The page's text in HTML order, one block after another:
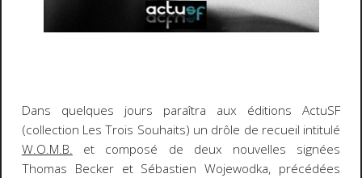
Dans quelques jours paraîtra aux éditions ActuSF
(collection Les Trois Souhaits) un drôle de recueil intitulé
W.O.M.B. et composé de deux nouvelles signées
Thomas Becker et Sébastien Wojewodka, précédées